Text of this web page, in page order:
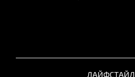
ЛАЙФСТАЙЛ